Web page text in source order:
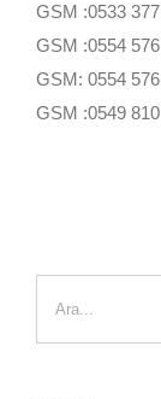
GSM :0533
GSM :0554
GSM: 0554
GSM :0549